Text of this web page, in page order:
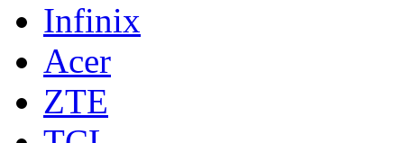
Infinix
Acer
ZTE